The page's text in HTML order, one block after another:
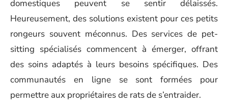
domestiques peuvent se sentir délaissés.
Heureusement, des solutions existent pour ces petits
rongeurs souvent méconnus. Des services de pet-
sitting spécialisés commencent à émerger, offrant
des soins adaptés à leurs besoins spécifiques. Des
communautés en ligne se sont formées pour
permettre aux propriétaires de rats de s’entraider.